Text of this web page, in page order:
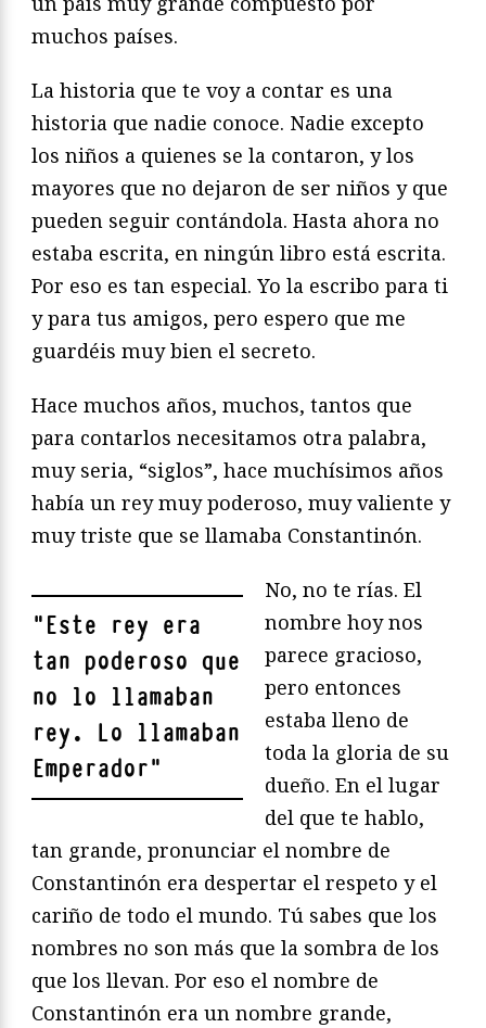
muchos países.
La historia que te voy a contar es una
historia que nadie conoce. Nadie excepto
los niños a quienes se la contaron, y los
mayores que no dejaron de ser niños y que
pueden seguir contándola. Hasta ahora no
estaba escrita, en ningún libro está escrita.
Por eso es tan especial. Yo la escribo para ti
y para tus amigos, pero espero que me
guardéis muy bien el secreto.
Hace muchos años, muchos, tantos que
para contarlos necesitamos otra palabra,
muy seria, “siglos”, hace muchísimos años
había un rey muy poderoso, muy valiente y
muy triste que se llamaba Constantinón.
"Este rey era
tan poderoso que
no lo llamaban
rey. Lo llamaban
Emperador"
No, no te rías. El
nombre hoy nos
parece gracioso,
pero entonces
estaba lleno de
toda la gloria de su
dueño. En el lugar
del que te hablo,
tan grande, pronunciar el nombre de
Constantinón era despertar el respeto y el
cariño de todo el mundo. Tú sabes que los
nombres no son más que la sombra de los
que los llevan. Por eso el nombre de
Constantinón era un nombre grande,